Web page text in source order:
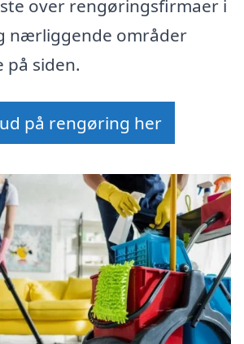
over rengøringsfirmaer i
nærliggende områder
siden.
på rengøring her